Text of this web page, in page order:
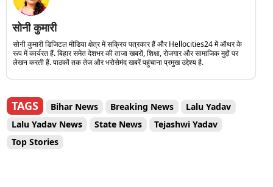
सोनी कुमारी
सोनी कुमारी डिजिटल मीडिया क्षेत्र में सक्रिय पत्रकार हैं और Hellocities24 में ऑथर के
रूप में कार्यरत हैं. बिहार समेत देशभर की ताजा खबरों, शिक्षा, रोजगार और सामाजिक मुद्दों पर
लेखन करती हैं. पाठकों तक तेज और भरोसेमंद खबरें पहुंचाना प्रमुख उद्देश्य है.
TAGS Bihar News Breaking News
Lalu Yadav
Lalu Yadav News
State News
Tejashwi Yadav
Top Stories